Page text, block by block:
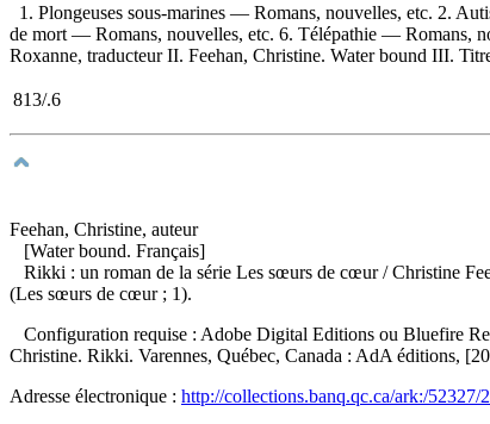
1. Plongeuses sous-marines — Romans, nouvelles, etc. 2.
de mort — Romans, nouvelles, etc. 6. Télépathie — Romans,
Roxanne, traducteur II. Feehan, Christine. Water bound III.
813/.6
Feehan, Christine, auteur
[Water bound. Français]
Rikki : un roman de la série Les sœurs de cœur/ Christine
(Les sœurs de cœur ; 1).
Configuration requise : Adobe Digital Editions ou Bluefire
Christine. Rikki. Varennes, Québec, Canada : AdA éditions,
Adresse électronique : http://collections.banq.qc.ca/ark:/52327/